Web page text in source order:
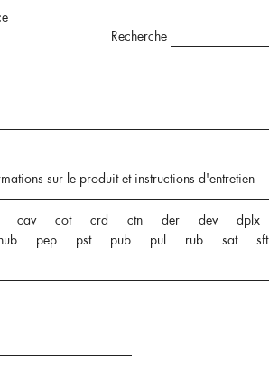
Recherche
sur le produit et instructions d'entretien
cav cot crd ctn der dev dplx
pep pst pub pul rub sat sft